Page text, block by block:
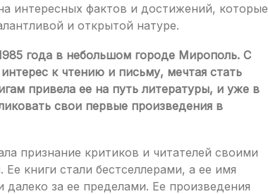
интересных фактов и достижений, которые
и открытой натуре.
года в небольшом городе Мирополь. С
к чтению и письму, мечтая стать
привела ее на путь литературы, и уже в
свои первые произведения в
признание критиков и читателей своими
книги стали бестселлерами, а ее имя
за ее пределами. Ее произведения